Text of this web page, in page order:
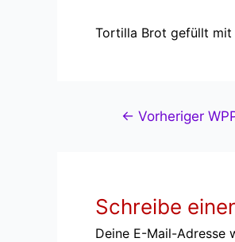
Tortilla Brot gefüllt mit
← Vorheriger
Schreibe
Deine E-Mail-